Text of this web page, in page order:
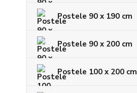
Postele 90 x 190 cm
Postele 90 x 200 cm
Postele 100 x 200 cm